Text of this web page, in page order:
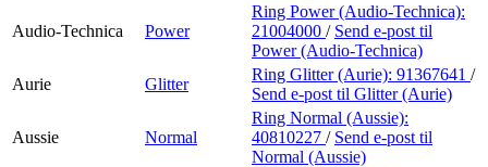
Audio-Technica Power
Ring Power (Audio-Technica):
21004000 / Send e-post til
Power (Audio-Technica)
Aurie
Glitter
Ring Glitter (Aurie): 91367641 /
Send e-post til Glitter (Aurie)
Aussie Normal
Ring Normal (Aussie):
40810227 / Send e-post til
Normal (Aussie)